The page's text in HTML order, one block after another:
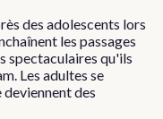
des adolescents lors
les passages
spectaculaires qu'ils
Les adultes se
des